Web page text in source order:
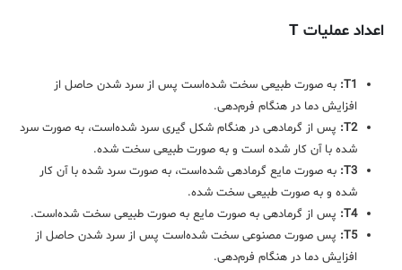
اعداد عملیات T
T1: به صورت طبیعی سخت شده‌است پس از سرد شدن حاصل از
افزایش دما در هنگام فرم‌دهی.
T2: پس از گرمادهی در هنگام شکل گیری سرد شده‌است، به صورت سرد
شده با آن کار شده است و به صورت طبیعی سخت شده.
T3: به صورت مایع گرمادهی شده‌است، به صورت سرد شده با آن کار
شده و به صورت طبیعی سخت شده.
T4: پس از گرمادهی به صورت مایع به صورت طبیعی سخت شده‌است.
T5: پس صورت مصنوعی سخت شده‌است پس از سرد شدن حاصل از
افزایش دما در هنگام فرم‌دهی.